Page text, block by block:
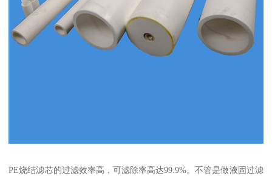
PE烧结滤芯的过滤效率高，可滤除率高达99.9%。不管是做液固过滤